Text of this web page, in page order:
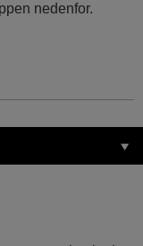
nedenfor.